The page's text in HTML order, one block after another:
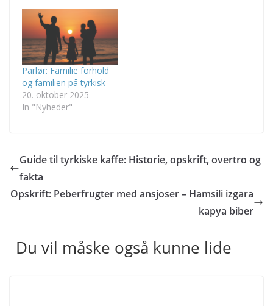
Parlør: Familie forhold
og familien på tyrkisk
20. oktober 2025
In "Nyheder"
Guide til tyrkiske kaffe: Historie, opskrift, overtro og
fakta
Opskrift: Peberfrugter med ansjoser – Hamsili izgara
kapya biber
Du vil måske også kunne lide